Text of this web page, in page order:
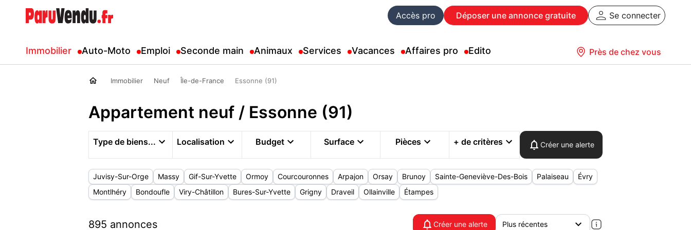
Accès pro Déposer une annonce gratuite Se connecter
Immobilier Auto-Moto Emploi Seconde main Animaux Services Vacances Affaires pro Edito Près de chez vous
Immobilier Neuf Île-de-France Essonne (91)
Appartement neuf / Essonne (91)
Type de biens... Localisation Budget Surface Pièces + de critères Créer une alerte
Juvisy-Sur-Orge Massy Gif-Sur-Yvette Ormoy Courcouronnes Arpajon Orsay Brunoy Sainte-Geneviève-Des-Bois Palaiseau
Évry
Montlhéry
Bondoufle Viry-Châtillon Bures-Sur-Yvette Grigny Draveil Ollainville Étampes
895 annonces Créer une alerte